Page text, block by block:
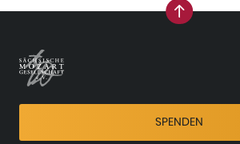
nach
SPENDEN